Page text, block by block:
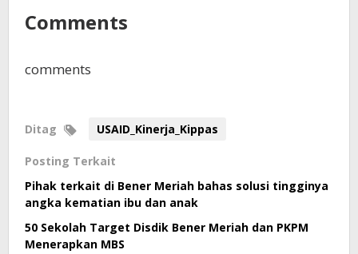
Comments
comments
Ditag USAID_Kinerja_Kippas
Posting Terkait
Pihak terkait di Bener Meriah bahas solusi tingginya
angka kematian ibu dan anak
50 Sekolah Target Disdik Bener Meriah dan PKPM
Menerapkan MBS